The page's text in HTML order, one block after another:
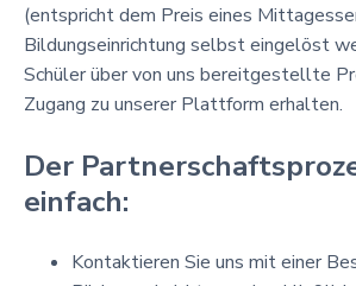
(entspricht dem Preis eines
Bildungseinrichtung selbst eingelöst
Schüler über von uns bereitgestellte
Zugang zu unserer Plattform erhalten.
Der
einfach:
Kontaktieren Sie uns mit einer